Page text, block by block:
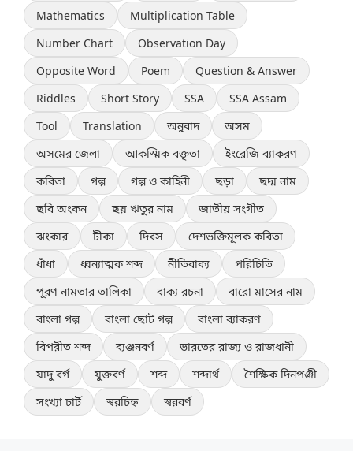
Mathematics
Multiplication Table
Number Chart
Observation Day
Opposite Word
Poem
Question & Answer
Riddles
Short Story SSA
SSA Assam
Tool
Translation অনুবাদ
অসম
অসমের জেলা
আকস্মিক বক্তৃতা
ইংরেজি ব্যাকরণ
কবিতা
গল্প গল্প ও কাহিনী ছড়া
ছদ্ম নাম
ছবি অংকন
ছয় ঋতুর নাম
জাতীয় সংগীত
ঝংকার
টীকা দিবস
দেশভক্তিমূলক কবিতা
ধাঁধা
ধ্বন্যাত্মক শব্দ নীতিবাক্য
পরিচিতি
পূরণ নামতার তালিকা
বাক্য রচনা
বারো মাসের নাম
বাংলা গল্প
বাংলা ছোট গল্প
বাংলা ব্যাকরণ
বিপরীত শব্দ
ব্যঞ্জনবর্ণ
ভারতের রাজ্য ও রাজধানী
যাদু বর্গ
যুক্তবর্ণ শব্দ শব্দার্থ
শৈক্ষিক দিনপঞ্জী
সংখ্যা চার্ট
স্বরচিহ্ন স্বরবর্ণ